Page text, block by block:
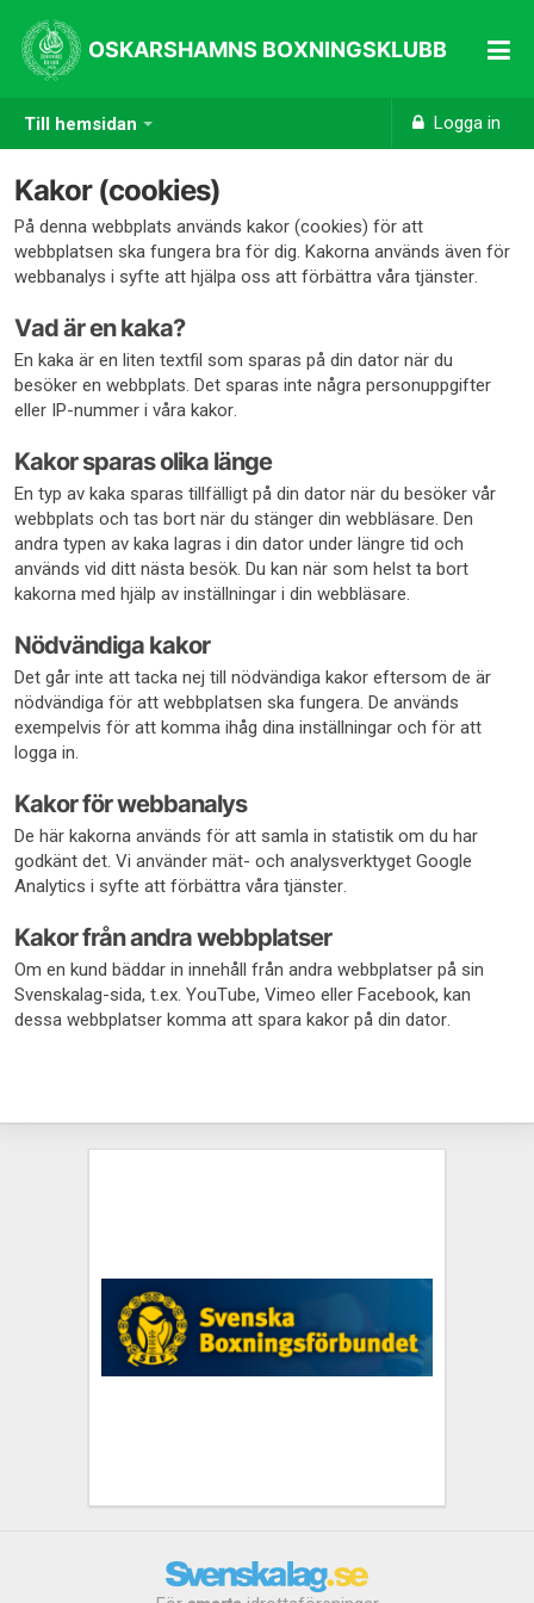
Till hemsidan Logga in
OSKARSHAMNS BOXNINGSKLUBB
Kakor (cookies)
På denna webbplats används kakor (cookies) för att
webbplatsen ska fungera bra för dig. Kakorna används även för
webbanalys i syfte att hjälpa oss att förbättra våra tjänster.
Vad är en kaka?
En kaka är en liten textfil som sparas på din dator när du
besöker en webbplats. Det sparas inte några personuppgifter
eller IP-nummer i våra kakor.
Kakor sparas olika länge
En typ av kaka sparas tillfälligt på din dator när du besöker vår
webbplats och tas bort när du stänger din webbläsare. Den
andra typen av kaka lagras i din dator under längre tid och
används vid ditt nästa besök. Du kan när som helst ta bort
kakorna med hjälp av inställningar i din webbläsare.
Nödvändiga kakor
Det går inte att tacka nej till nödvändiga kakor eftersom de är
nödvändiga för att webbplatsen ska fungera. De används
exempelvis för att komma ihåg dina inställningar och för att
logga in.
Kakor för webbanalys
De här kakorna används för att samla in statistik om du har
godkänt det. Vi använder mät- och analysverktyget Google
Analytics i syfte att förbättra våra tjänster.
Kakor från andra webbplatser
Om en kund bäddar in innehåll från andra webbplatser på sin
Svenskalag-sida, t.ex. YouTube, Vimeo eller Facebook, kan
dessa webbplatser komma att spara kakor på din dator.